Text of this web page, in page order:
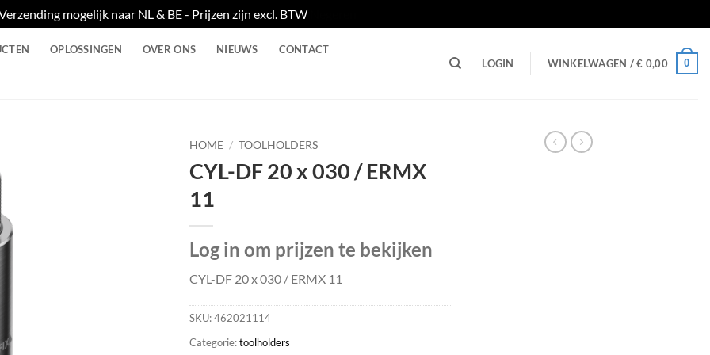
mogelijk naar NL & BE - Prijzen zijn excl. BTW
OPLOSSINGEN OVER ONS NIEUWS
CONTACT
LOGIN
WINKELWAGEN /€ 0,00 0
HOME / TOOLHOLDERS
CYL-DF 20 x 030 / ERMX
11
Log in om prijzen te bekijken
CYL-DF 20 x 030 / ERMX 11
SKU:462021114
Categorie:toolholders